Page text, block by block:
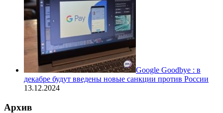
Google Goodbye : в
декабре будут введены новые санкции против России
13.12.2024
Архив